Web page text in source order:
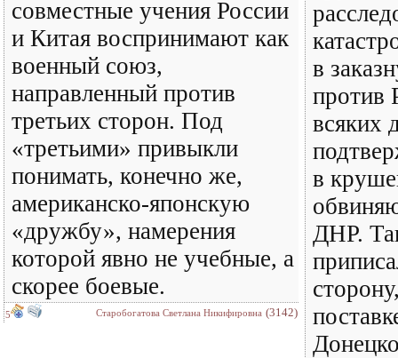
совместные учения России
и Китая воспринимают как
военный союз,
направленный против
третьих сторон. Под
«третьими» привыкли
понимать, конечно же,
американско-японскую
«дружбу», намерения
которой явно не учебные, а
скорее боевые.
5 Старобогатова Светлана Никифировна (3142)
в
против
всяких
в
ДНР.